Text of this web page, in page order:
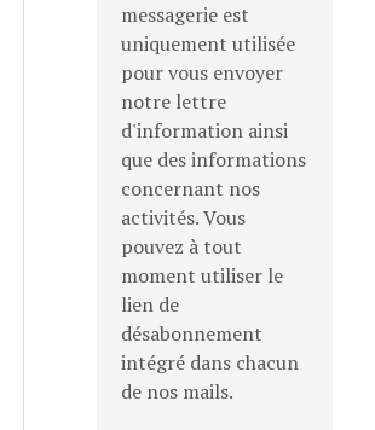
messagerie est
uniquement utilisée
pour vous envoyer
notre lettre
d'information ainsi
que des informations
concernant nos
activités. Vous
pouvez à tout
moment utiliser le
lien de
désabonnement
intégré dans chacun
de nos mails.